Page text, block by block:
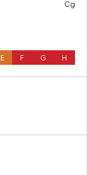
Cg
E F G H